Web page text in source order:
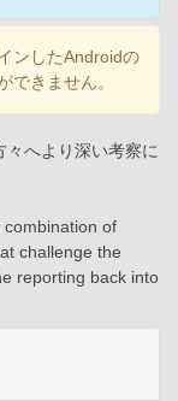
ンしたAndroidの
できません。
々へより深い考察に
of
challenge the
reporting back into